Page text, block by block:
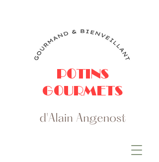
POTINS
GOURMETS